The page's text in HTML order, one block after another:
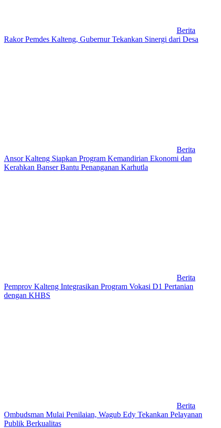
Berita
Rakor Pemdes Kalteng, Gubernur Tekankan Sinergi dari Desa
Berita
Ansor Kalteng Siapkan Program Kemandirian Ekonomi dan
Kerahkan Banser Bantu Penanganan Karhutla
Berita
Pemprov Kalteng Integrasikan Program Vokasi D1 Pertanian
dengan KHBS
Berita
Ombudsman Mulai Penilaian, Wagub Edy Tekankan Pelayanan
Publik Berkualitas